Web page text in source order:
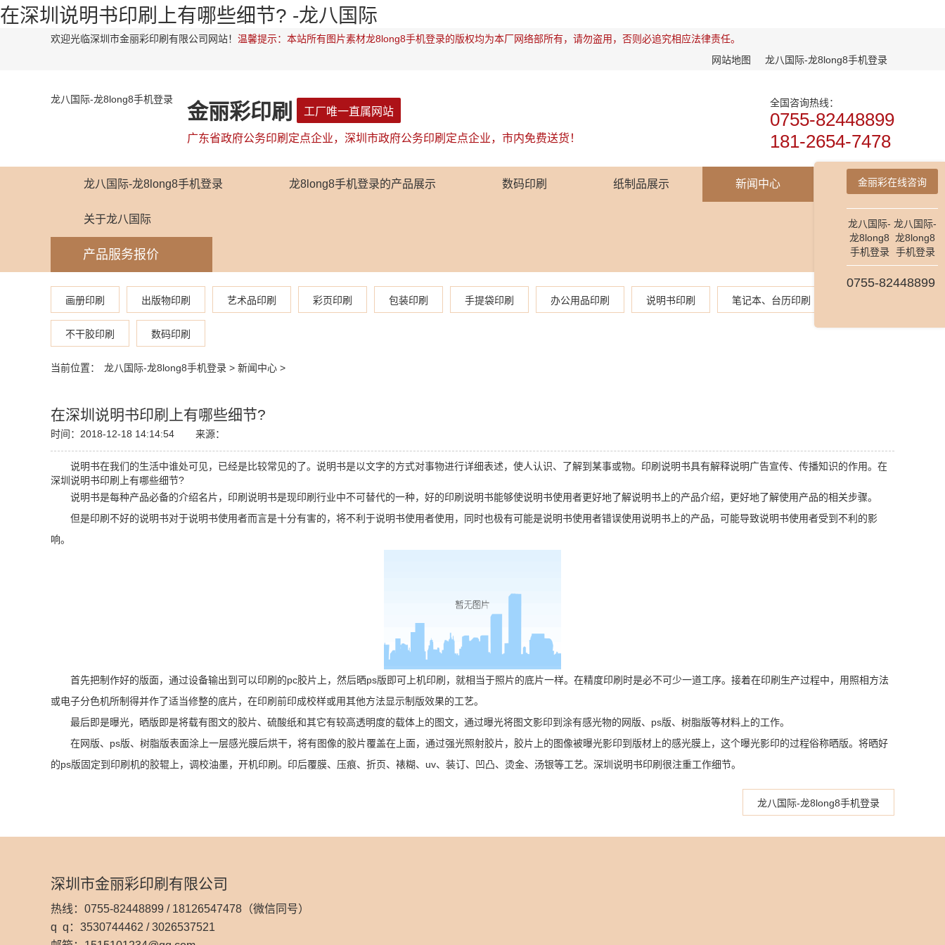
在深圳说明书印刷上有哪些细节? -龙八国际
欢迎光临深圳市金丽彩印刷有限公司网站！ 温馨提示：本站所有图片素材龙8long8手机登录的版权均为本厂网络部所有，请勿盗用，否则必追究相应法律责任。
网站地图
龙八国际-龙8long8手机登录
龙八国际-龙8long8手机登录
金丽彩印刷 工厂唯一直属网站
广东省政府公务印刷定点企业，深圳市政府公务印刷定点企业，市内免费送货！
全国咨询热线：
0755-82448899
181-2654-7478
龙八国际-龙8long8手机登录 龙8long8手机登录的产品展示 数码印刷 纸制品展示 新闻中心
关于龙八国际
产品服务报价
画册印刷 出版物印刷 艺术品印刷 彩页印刷 包装印刷 手提袋印刷 办公用品印刷 说明书印刷 笔记本、台历印刷
不干胶印刷 数码印刷
当前位置： 龙八国际-龙8long8手机登录 > 新闻中心 >
在深圳说明书印刷上有哪些细节?
时间：2018-12-18 14:14:54 来源：
说明书在我们的生活中谁处可见，已经是比较常见的了。说明书是以文字的方式对事物进行详细表述，使人认识、了解到某事或物。印刷说明书具有解释说明广告宣传、传播知识的作用。在
深圳说明书印刷上有哪些细节?
说明书是每种产品必备的介绍名片，印刷说明书是现印刷行业中不可替代的一种，好的印刷说明书能够使说明书使用者更好地了解说明书上的产品介绍，更好地了解使用产品的相关步骤。
但是印刷不好的说明书对于说明书使用者而言是十分有害的，将不利于说明书使用者使用，同时也极有可能是说明书使用者错误使用说明书上的产品，可能导致说明书使用者受到不利的影
响。
首先把制作好的版面，通过设备输出到可以印刷的pc胶片上，然后晒ps版即可上机印刷，就相当于照片的底片一样。在精度印刷时是必不可少一道工序。接着在印刷生产过程中，用照相方法
或电子分色机所制得并作了适当修整的底片，在印刷前印成校样或用其他方法显示制版效果的工艺。
最后即是曝光，晒版即是将载有图文的胶片、硫酸纸和其它有较高透明度的载体上的图文，通过曝光将图文影印到涂有感光物的网版、ps版、树脂版等材料上的工作。
在网版、ps版、树脂版表面涂上一层感光膜后烘干，将有图像的胶片覆盖在上面，通过强光照射胶片，胶片上的图像被曝光影印到版材上的感光膜上，这个曝光影印的过程俗称晒版。将晒好
的ps版固定到印刷机的胶辊上，调校油墨，开机印刷。印后覆膜、压痕、折页、裱糊、uv、装订、凹凸、烫金、汤银等工艺。深圳说明书印刷很注重工作细节。
龙八国际-龙8long8手机登录
深圳市金丽彩印刷有限公司
热线：0755-82448899 / 18126547478（微信同号）
q q：3530744462 / 3026537521
金丽彩在线咨询
龙八国际-
龙8long8
手机登录
龙八国际-
龙8long8
手机登录
0755-82448899